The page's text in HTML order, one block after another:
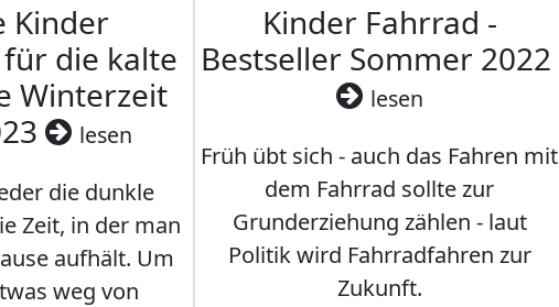
Kinder
die kalte
Winterzeit
lesen
die dunkle
Zeit, in der man
aufhält. Um
weg von
Kinder Fahrrad -
Bestseller Sommer 2022
lesen
Früh übt sich - auch das Fahren mit
dem Fahrrad sollte zur
Grunderziehung zählen - laut
Politik wird Fahrradfahren zur
Zukunft.